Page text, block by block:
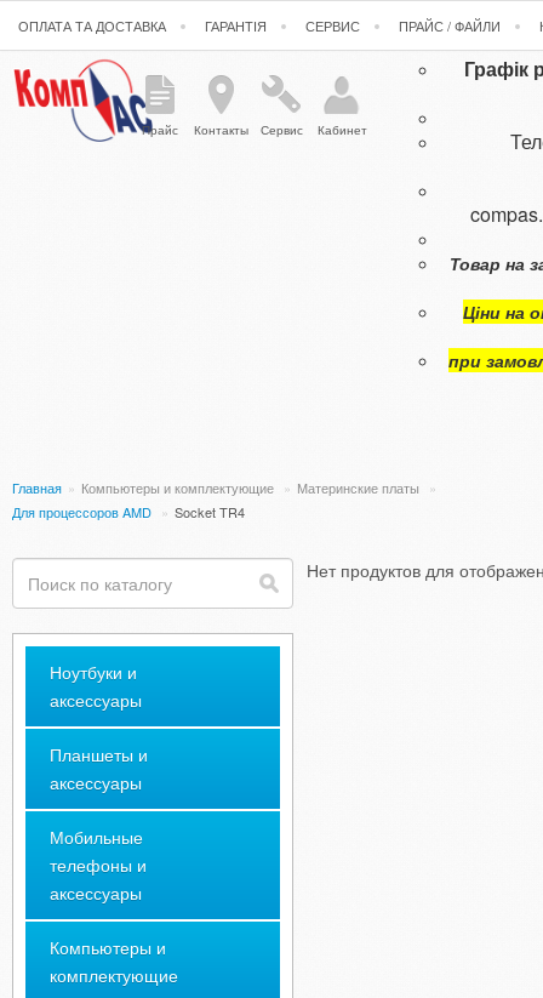
ОПЛАТА ТА ДОСТАВКА ГАРАНТІЯ СЕРВИС ПРАЙС / ФАЙЛИ
Прайс Контакты Сервис Кабинет
Графік
Товар на
Ціни на
при
Главная » Компьютеры и комплектующие » Материнские платы
»
Для процессоров AMD » Socket TR4
Ноутбуки и
аксессуары
Планшеты и
аксессуары
Мобильные
телефоны и
аксессуары
Компьютеры и
комплектующие
Нет продуктов для